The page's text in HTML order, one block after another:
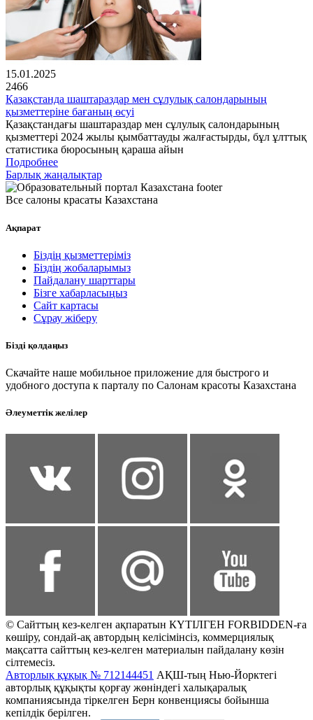
15.01.2025
2466
Қазақстанда шаштараздар мен сұлулық салондарының
қызметтеріне бағаның өсуі
Қазақстандағы шаштараздар мен сұлулық салондарының
қызметтері 2024 жылы қымбаттауды жалғастырды, бұл ұлттық
статистика бюросының қараша айын
Подробнее
Барлық жаңалықтар
Все салоны красаты Казахстана
Ақпарат
Біздің қызметтеріміз
Біздің жобаларымыз
Пайдалану шарттары
Бізге хабарласыңыз
Сайт картасы
Сұрау жіберу
Бізді қолдаңыз
Скачайте наше мобильное приложение для быстрого и
удобного доступа к парталу по Салонам красоты Казахстана
Әлеуметтік желілер
© Сайттың кез-келген ақпаратын КҮТІЛГЕН FORBIDDEN-ға
көшіру, сондай-ақ автордың келісімінсіз, коммерциялық
мақсатта сайттың кез-келген материалын пайдалану көзін
сілтемесіз.
Авторлық құқық № 712144451 АҚШ-тың Нью-Йорктегі
авторлық құқықты қорғау жөніндегі халықаралық
компаниясында тіркелген Берн конвенциясы бойынша
кепілдік берілген.